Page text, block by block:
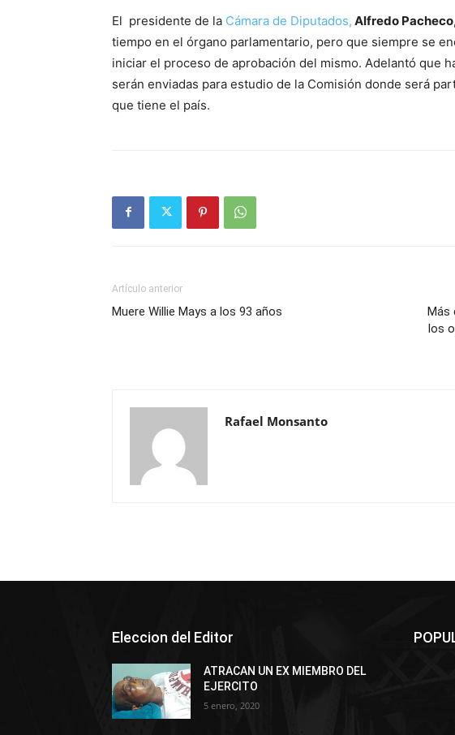
El presidente de la Cámara de Diputados, Alfredo
tiempo en el órgano parlamentario, pero que siempre se
iniciar el proceso de aprobación del mismo. Adelantó que
serán enviadas para estudio de la Comisión donde será
que tiene el país.
Artículo anterior
Muere Willie Mays a los 93 años
Más
los
Rafael Monsanto
Eleccion del Editor
ATRACAN UN EX MIEMBRO DEL
EJERCITO
5 enero, 2020